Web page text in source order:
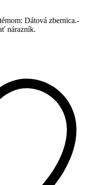
Dátová zbernica.-
nárazník.